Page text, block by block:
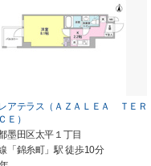
アテラス（ＡＺＡＬＥＡ ＴＥＲ
Ｅ）
墨田区太平１丁目
「錦糸町」駅 徒歩10分